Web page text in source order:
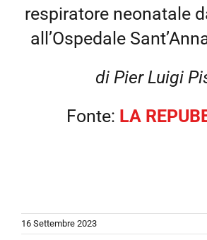
respiratore neonatale
all’Ospedale
di Pier Luigi
Fonte: LA
16 Settembre 2023